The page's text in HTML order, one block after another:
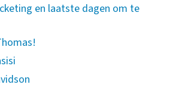
en laatste dagen om te